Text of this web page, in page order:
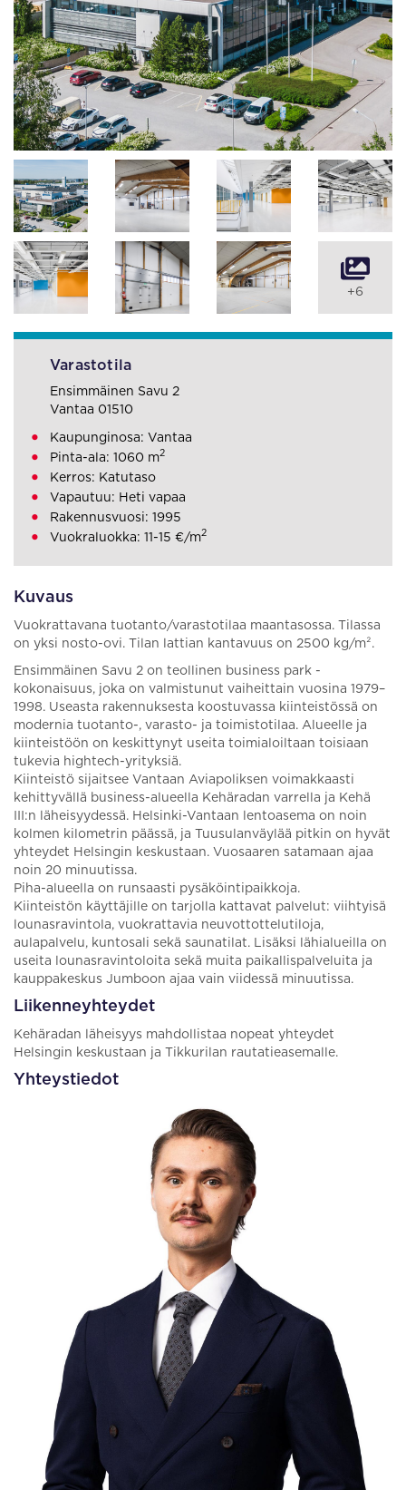
Kuvaus
Vuokrattavana tuotanto/varastotilaa maantasossa. Tilassa
on yksi nosto-ovi. Tilan lattian kantavuus on 2500 kg/m².
Ensimmäinen Savu 2 on teollinen business park -
kokonaisuus, joka on valmistunut vaiheittain vuosina 1979–
1998. Useasta rakennuksesta koostuvassa kiinteistössä on
modernia tuotanto-, varasto- ja toimistotilaa. Alueelle ja
kiinteistöön on keskittynyt useita toimialoiltaan toisiaan
tukevia hightech-yrityksiä.
Kiinteistö sijaitsee Vantaan Aviapoliksen voimakkaasti
kehittyvällä business-alueella Kehäradan varrella ja Kehä
III:n läheisyydessä. Helsinki-Vantaan lentoasema on noin
kolmen kilometrin päässä, ja Tuusulanväylää pitkin on hyvät
yhteydet Helsingin keskustaan. Vuosaaren satamaan ajaa
noin 20 minuutissa.
Piha-alueella on runsaasti pysäköintipaikkoja.
Kiinteistön käyttäjille on tarjolla kattavat palvelut: viihtyisä
lounasravintola, vuokrattavia neuvottottelutiloja,
aulapalvelu, kuntosali sekä saunatilat. Lisäksi lähialueilla on
useita lounasravintoloita sekä muita paikallispalveluita ja
kauppakeskus Jumboon ajaa vain viidessä minuutissa.
Liikenneyhteydet
Kehäradan läheisyys mahdollistaa nopeat yhteydet
Helsingin keskustaan ja Tikkurilan rautatieasemalle.
Yhteystiedot
+6
Varastotila
Ensimmäinen Savu 2
Vantaa 01510
Kaupunginosa: Vantaa
Pinta-ala: 1060 m2
Kerros: Katutaso
Vapautuu: Heti vapaa
Rakennusvuosi: 1995
Vuokraluokka: 11-15 €/m2